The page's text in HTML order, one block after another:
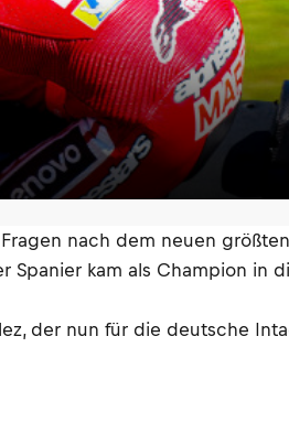
nach dem neuen
kam als Champion in
der nun für die deutsche